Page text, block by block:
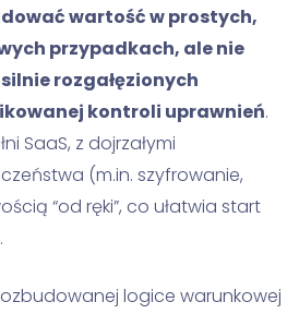
wartość w prostych,
przypadkach, ale nie
rozgałęzionych
kontroli uprawnień.
SaaS, z dojrzałymi
(m.in. szyfrowanie,
“od ręki”, co ułatwia start
logice warunkowej